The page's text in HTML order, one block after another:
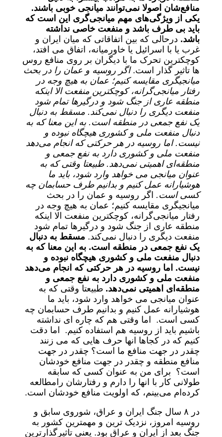
منافع‌شان اصولا نمی‌توانند میانجی خوبی باشند.
یکی از ویژگی‌های مهم میانجی‌گری این است که
باید بی طرف باشد و منفعت خاصی نداشته
باشد. درحالی که بین اتفاقاتی که میان ایران و
غرب یا با اسرائیل یا خاورمیانه، اتفاق می افتد،
کوچکترین تحرک ما با دیگران بر روی منافع روس
ها تاثیر گذار است.اگر روسیه و عمان را در بحث
میانجیگری مقایسه کنیم؛ عمان به هیچ وجه در
رفتار میانجی‌گرانه، کوچکترین منفعت الا اینکه
منطقه عاری از جنگ شود و درگیرها تمام شود
منفعت دیگری را دنبال نمی‌کند. مسقط به دنبال
یک نفع جمعی در منطقه است. به این معنا که به
دنبال منفعت ملی و کشوری هیچگاه نبوده و
نیست. اما روسیه در هر حرکتی که انجام می‌دهد
منفعت ملی و کشوری دارد به نفع جمعی و
منطقه‌ای اهمیتی نمی‌دهد. طبیعتا وقتی که به
عنوان میانجی می خواهد وارد شود، باید ما
هوشیارانه عمل کنیم و بدانیم طرف حسابمان چه
کسی است. اگر روسیه و عمان را در بحث
میانجیگری مقایسه کنیم؛ عمان به هیچ وجه در
رفتار میانجی‌گرانه، کوچکترین منفعت الا اینکه
منطقه عاری از جنگ شود و درگیرها تمام شود
منفعت دیگری را دنبال نمی‌کند. مسقط به دنبال
یک نفع جمعی در منطقه است. به این معنا که به
دنبال منفعت ملی و کشوری هیچگاه نبوده و
نیست. اما روسیه در هر حرکتی که انجام می‌دهد
منفعت ملی و کشوری دارد به نفع جمعی و
منطقه‌ای اهمیتی نمی‌دهد. طبیعتا وقتی که به
عنوان میانجی می خواهد وارد شود، باید ما
هوشیارانه عمل کنیم و بدانیم طرف حسابمان چه
کسی است. اما وقتی هم که چاره ای نداشته
باشیم باید از روسیه هم استفاده کنیم. اما دقت
کنیم که در کجاها انها حرف هایی که می زنند
چقدر در جهت منافع ما است؟ چقدر در جهت
منافع منطقه و چقدر در جهت منافع خودشان
است؟ برای من به عنوان کسی که سابقه
طولانی کار با انها را دارم و رفتارشان رامطالعه
کرده‌ام می‌بینم، که اولویت منافع خودشان است.
در ۸ سال جنگ ایران و عراق، شوروی سابق و
روسیه امروز، نزدیک ترین و مهمترین کشور به
جنگ بعد از ایران و عراق بود. یعنی تاثیرگذارترین